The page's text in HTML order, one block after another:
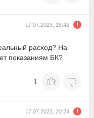
17.07.2023, 18:42
расход? На
показаниям БК?
1
17.07.2023, 20:24